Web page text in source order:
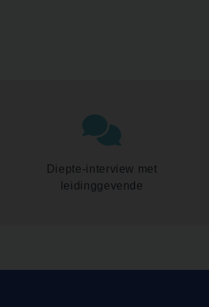
Diepte-interview met
leidinggevende